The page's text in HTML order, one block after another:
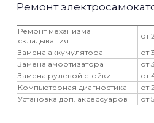
Ремонт
Ремонт механизма
складывания
от
Замена аккумулятора
от
Замена амортизатора
от
Замена рулевой стойки
от
Компьютерная диагностика
от
Установка доп. аксессуаров
от